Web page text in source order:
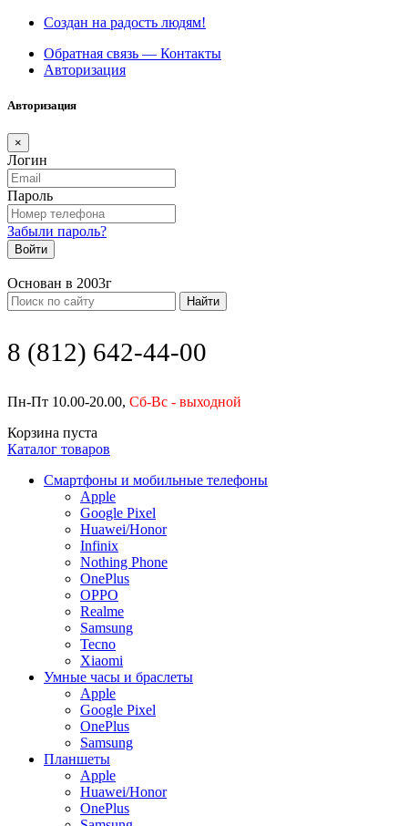
Создан на радость людям!
Обратная связь — Контакты
Авторизация
Авторизация
×
Логин
Пароль
Забыли пароль?
Войти
Основан в 2003г
Найти
8 (812) 642-44-00
Пн-Пт 10.00-20.00, Сб-Вс - выходной
Корзина пуста
Каталог товаров
Смартфоны и мобильные телефоны
Apple
Google Pixel
Huawei/Honor
Infinix
Nothing Phone
OnePlus
OPPO
Realme
Samsung
Tecno
Xiaomi
Умные часы и браслеты
Apple
Google Pixel
OnePlus
Samsung
Планшеты
Apple
Huawei/Honor
OnePlus